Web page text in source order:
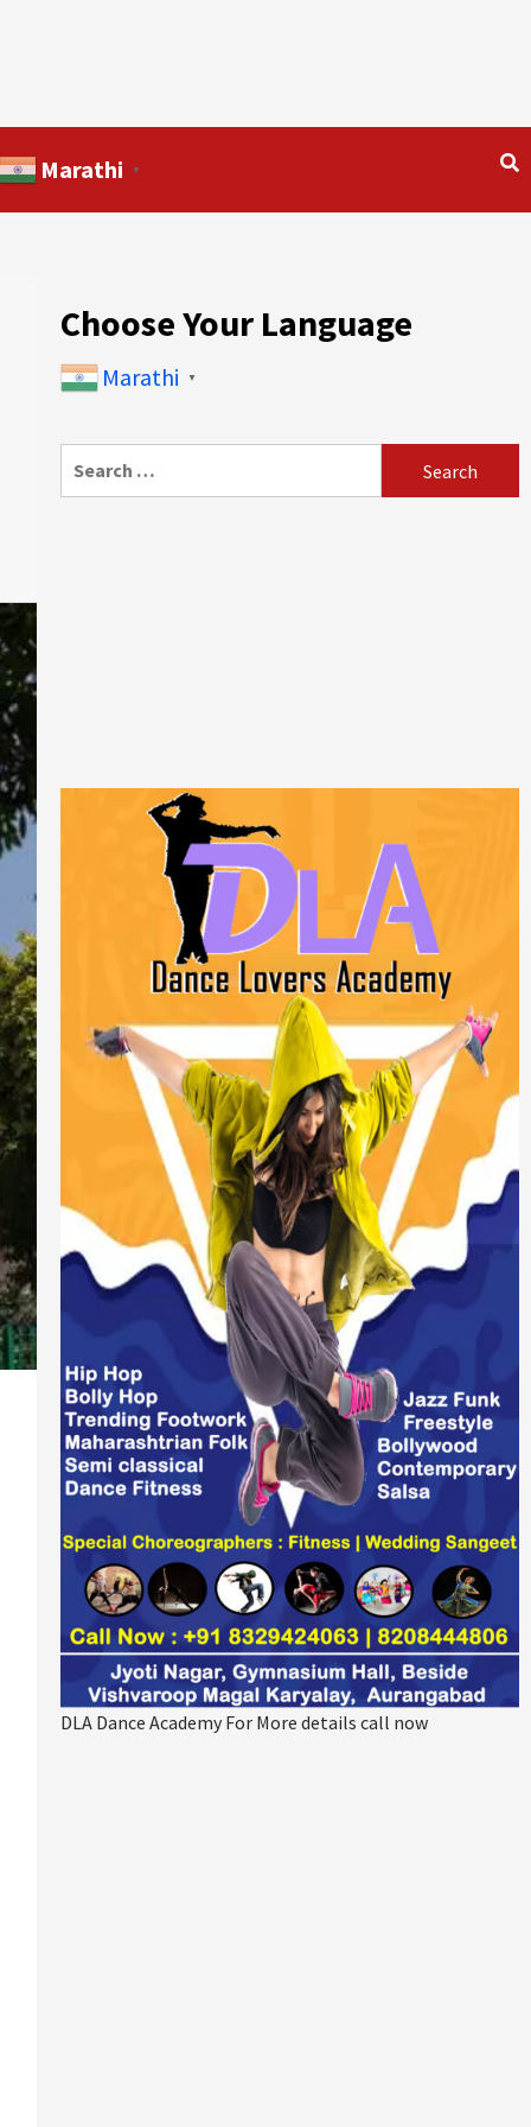
Marathi ▼
Choose Your Language
Marathi ▼
DLA Dance Academy For More details call now